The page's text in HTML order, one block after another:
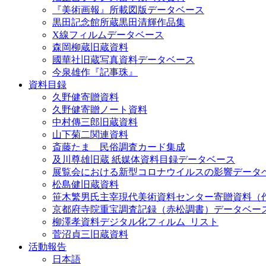
『美術画報』所載図版データベース
黒田記念館所蔵黒田清輝作品集
X線フィルムデータベース
森岡柳蔵旧蔵資料
國華社旧蔵写真資料データベース
今泉雄作『記事珠』
資料目録
久野健寄贈資料
久野健寄贈ノート資料
中村傳三郎旧蔵資料
山下菊二関連資料
斎藤たま 民俗調査カード集成
及川尊雄旧蔵 紙媒体資料目録データベース
展覧会における新型コロナウイルスの影響データ
松島健旧蔵資料
笹木繁男氏主宰現代美術資料センター寄贈資料（
京都府寺院重宝調査記録（赤松調書）データベー
柳澤孝資料デジタル化フィルム_リスト
菅沼貞三旧蔵資料
活動報告
日本語